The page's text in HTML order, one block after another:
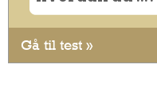
Gå til test »